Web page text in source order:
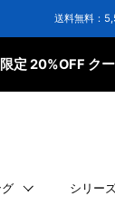
送料無料：
クーポンキ
シリー